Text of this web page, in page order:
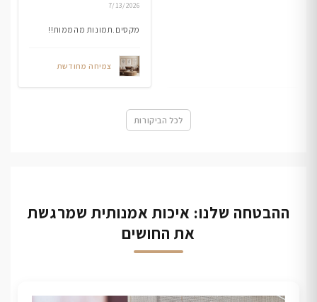
7/13/2026
מקסים.תמונות מהממות!!
צמיחה מחודשת
לכל הביקורות
ההבטחה שלנו: איכות אמנותית שמרגשת
את החושים